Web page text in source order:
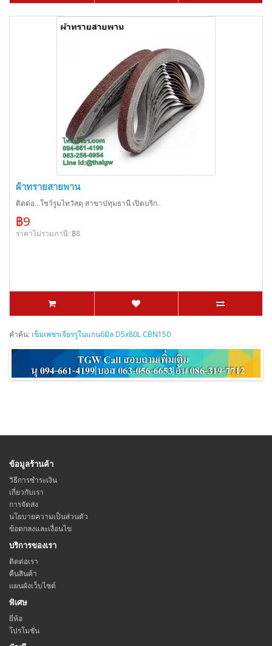
ผ้าทรายสายพาน
ติดต่อ...โชว์รูมไทวัสดุ สาขาปทุมธานี เปิดบริก..
฿9
ราคาไม่รวมภาษี: ฿8
คำค้น: เข็มเพชรเจียรรูในแกน6มิล D5x80L CBN150
ข้อมูลร้านค้า
วิธีการชำระเงิน
เกี่ยวกับเรา
การจัดส่ง
นโยบายความเป็นส่วนตัว
ข้อตกลงและเงื่อนไข
บริการของเรา
ติดต่อเรา
คืนสินค้า
แผนผังเว็บไซต์
พิเศษ
ยี่ห้อ
โปรโมชั่น